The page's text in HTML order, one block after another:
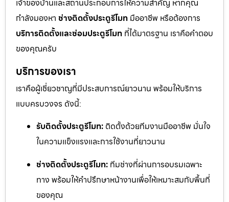
เจ้าของบ้านและสถานประกอบการให้ความสำคัญ หากคุณ
กำลังมองหา ช่างติดตั้งประตูรีโมท มืออาชีพ หรือต้องการ
บริการติดตั้งและซ่อมประตูรีโมท ที่ได้มาตรฐาน เราคือคำตอบ
ของคุณครับ
บริการของเรา
เราคือผู้เชี่ยวชาญที่มีประสบการณ์ยาวนาน พร้อมให้บริการ
แบบครบวงจร ดังนี้:
รับติดตั้งประตูรีโมท: ติดตั้งด้วยทีมงานมืออาชีพ มั่นใจ
ในความแข็งแรงและการใช้งานที่ยาวนาน
ช่างติดตั้งประตูรีโมท: ทีมช่างที่ผ่านการอบรมเฉพาะ
ทาง พร้อมให้คำปรึกษาหน้างานเพื่อให้เหมาะสมกับพื้นที่
ของคุณ